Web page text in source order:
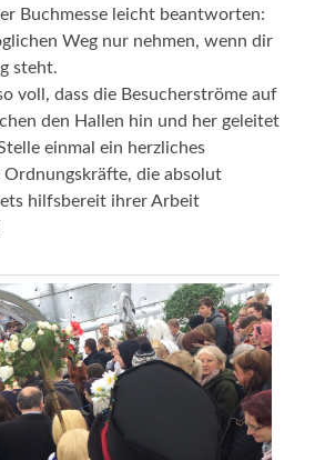
Buchmesse leicht beantworten:
Weg nur nehmen, wenn dir
steht.
voll, dass die Besucherströme auf
den Hallen hin und her geleitet
einmal ein herzliches
Ordnungskräfte, die absolut
hilfsbereit ihrer Arbeit